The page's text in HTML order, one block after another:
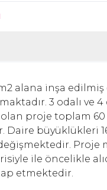
alana inşa edilmiş
3 odalı ve
proje toplam
Daire büyüklükleri
Proje
ile öncelikle
etmektedir.